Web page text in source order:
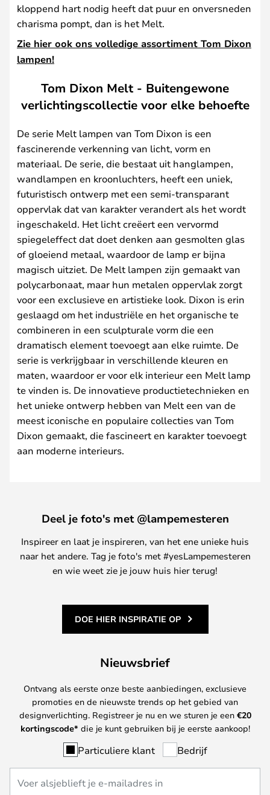
kloppend hart nodig heeft dat puur en onversneden
charisma pompt, dan is het Melt.
Zie hier ook ons volledige assortiment Tom Dixon
lampen!
Tom Dixon Melt - Buitengewone
verlichtingscollectie voor elke behoefte
De serie Melt lampen van Tom Dixon is een
fascinerende verkenning van licht, vorm en
materiaal. De serie, die bestaat uit hanglampen,
wandlampen en kroonluchters, heeft een uniek,
futuristisch ontwerp met een semi-transparant
oppervlak dat van karakter verandert als het wordt
ingeschakeld. Het licht creëert een vervormd
spiegeleffect dat doet denken aan gesmolten glas
of gloeiend metaal, waardoor de lamp er bijna
magisch uitziet. De Melt lampen zijn gemaakt van
polycarbonaat, maar hun metalen oppervlak zorgt
voor een exclusieve en artistieke look. Dixon is erin
geslaagd om het industriële en het organische te
combineren in een sculpturale vorm die een
dramatisch element toevoegt aan elke ruimte. De
serie is verkrijgbaar in verschillende kleuren en
maten, waardoor er voor elk interieur een Melt lamp
te vinden is. De innovatieve productietechnieken en
het unieke ontwerp hebben van Melt een van de
meest iconische en populaire collecties van Tom
Dixon gemaakt, die fascineert en karakter toevoegt
aan moderne interieurs.
Deel je foto's met @lampemesteren
Inspireer en laat je inspireren, van het ene unieke huis
naar het andere. Tag je foto's met #yesLampemesteren
en wie weet zie je jouw huis hier terug!
DOE HIER INSPIRATIE OP
Nieuwsbrief
Ontvang als eerste onze beste aanbiedingen, exclusieve
promoties en de nieuwste trends op het gebied van
designverlichting. Registreer je nu en we sturen je een €20
kortingscode* die je kunt gebruiken bij je eerste aankoop!
Particuliere klant Bedrijf